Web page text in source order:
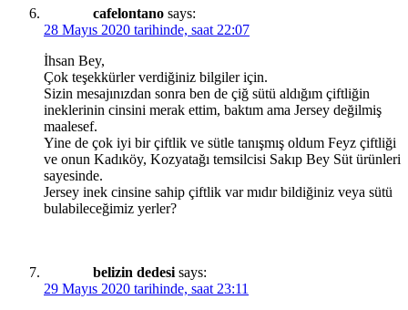
cafelontano says:
28 Mayıs 2020 tarihinde, saat 22:07
İhsan Bey,
Çok teşekkürler verdiğiniz bilgiler için.
Sizin mesajınızdan sonra ben de çiğ sütü aldığım çiftliğin
ineklerinin cinsini merak ettim, baktım ama Jersey değilmiş
maalesef.
Yine de çok iyi bir çiftlik ve sütle tanışmış oldum Feyz çiftliği
ve onun Kadıköy, Kozyatağı temsilcisi Sakıp Bey Süt ürünleri
sayesinde.
Jersey inek cinsine sahip çiftlik var mıdır bildiğiniz veya sütü
bulabileceğimiz yerler?
belizin dedesi says:
29 Mayıs 2020 tarihinde, saat 23:11